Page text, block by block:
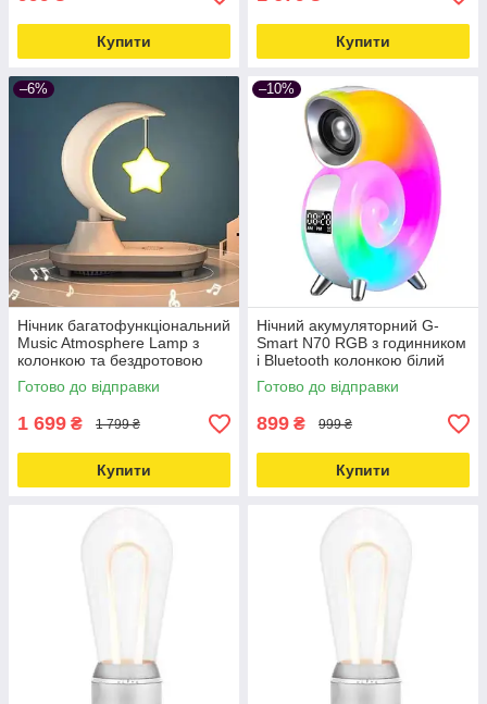
Купити Купити
–6%
Нічник багатофункціональний
Music Atmosphere Lamp з
колонкою та бездротовою
зарядкою Love&Life -online-
multimarket-
Готово до відправки
1 699 ₴ 1 799 ₴
Купити
–10%
Нічний акумуляторний G-
Smart N70 RGB з годинником
і Bluetooth колонкою білий
Love&Life -online-multimarket-
Готово до відправки
899 ₴ 999 ₴
Купити